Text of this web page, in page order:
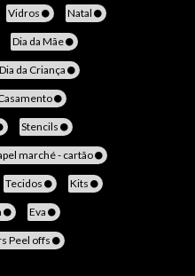
Vidros Natal
Dia da Mãe
Dia da Criança
Stencils
marché - cartão
Tecidos Kits
Eva
Peel offs